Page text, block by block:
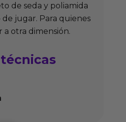
de seda y poliamida
jugar. Para quienes
a otra dimensión.
técnicas